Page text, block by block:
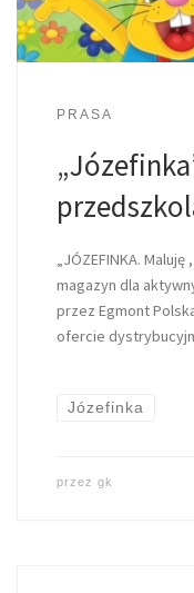
PRASA
„JÓZEFINKA.
magazyn dla
przez Egmont
ofercie
Józefinka
przez gk